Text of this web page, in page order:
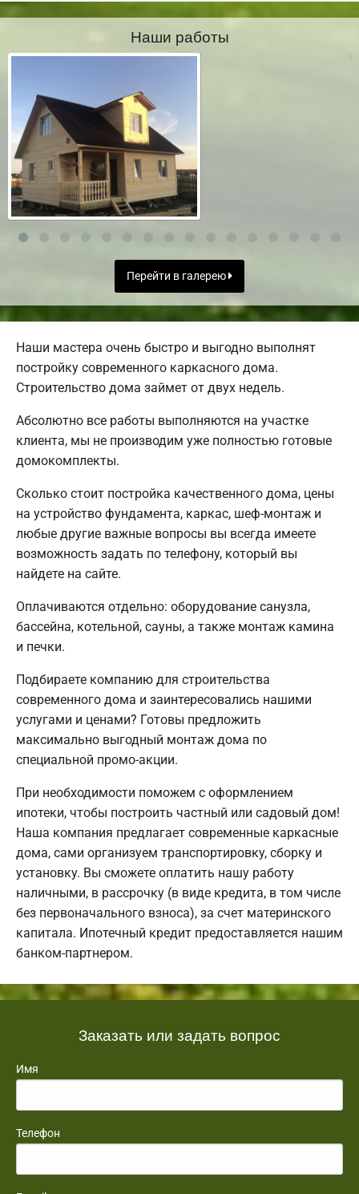
Наши работы
Перейти в галерею
Наши мастера очень быстро и выгодно выполнят
постройку современного каркасного дома.
Строительство дома займет от двух недель.
Абсолютно все работы выполняются на участке
клиента, мы не производим уже полностью готовые
домокомплекты.
Сколько стоит постройка качественного дома, цены
на устройство фундамента, каркас, шеф-монтаж и
любые другие важные вопросы вы всегда имеете
возможность задать по телефону, который вы
найдете на сайте.
Оплачиваются отдельно: оборудование санузла,
бассейна, котельной, сауны, а также монтаж камина
и печки.
Подбираете компанию для строительства
современного дома и заинтересовались нашими
услугами и ценами? Готовы предложить
максимально выгодный монтаж дома по
специальной промо-акции.
При необходимости поможем с оформлением
ипотеки, чтобы построить частный или садовый дом!
Наша компания предлагает современные каркасные
дома, сами организуем транспортировку, сборку и
установку. Вы сможете оплатить нашу работу
наличными, в рассрочку (в виде кредита, в том числе
без первоначального взноса), за счет материнского
капитала. Ипотечный кредит предоставляется нашим
банком-партнером.
Заказать или задать вопрос
Имя
Телефон